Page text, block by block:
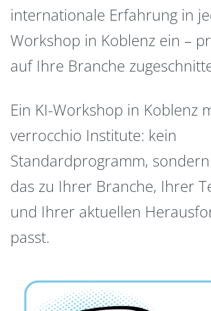
internationale Erfahrung in
Workshop in Koblenz ein –
auf Ihre Branche
Ein KI-Workshop in Koblenz
verrocchio Institute: kein
Standardprogramm,
das zu Ihrer Branche, Ihrer
und Ihrer aktuellen
passt.